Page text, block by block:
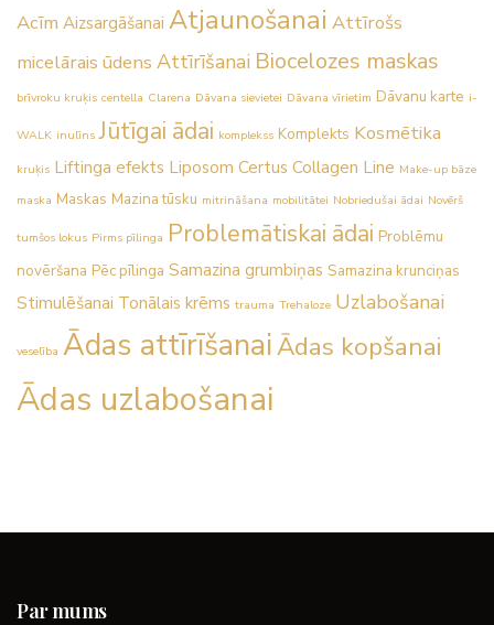
Acīm Aizsargāšanai Atjaunošanai Attīrošs
micelārais ūdens Attīrīšanai Biocelozes maskas
brīvroku kruķis centella Clarena Dāvana sievietei Dāvana vīrietim Dāvanu karte i-
WALK inulīns Jūtīgai ādai komplekss Komplekts Kosmētika
kruķis Liftinga efekts Liposom Certus Collagen Line Make-up bāze
maska Maskas Mazina tūsku mitrināšana mobilitātei Nobriedušai ādai Novērš
tumšos lokus Pirms pīlinga Problemātiskai ādai Problēmu
novēršana Pēc pīlinga Samazina grumbiņas Samazina krunciņas
Stimulēšanai Tonālais krēms trauma Trehaloze Uzlabošanai
veselība Ādas attīrīšanaiĀdas kopšanai
Ādas uzlabošanai
Par mums